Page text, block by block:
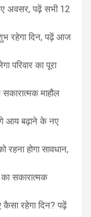
अवसर, पढ़ें सभी 12
रहेगा दिन, पढ़ें आज
परिवार का पूरा
माहौल
आय बढ़ाने के नए
होगा सावधान,
सकारात्मक
रहेगा दिन? पढ़ें